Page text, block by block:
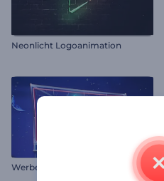
Neonlicht Logoanimation
Werbetafel Logoenthüllung